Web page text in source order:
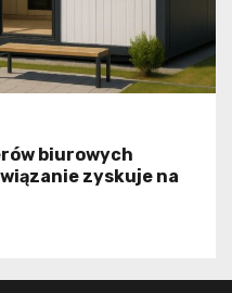
biurowych
zyskuje na